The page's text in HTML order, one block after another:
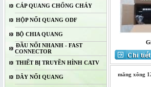
CÁP QUANG CHỐNG CHÁY
HỘP NỐI QUANG ODF
BỘ CHIA QUANG
ĐẦU NỐI NHANH - FAST
CONNECTOR
THIẾT BỊ TRUYỀN HÌNH CATV
DÂY NỐI QUANG
măng xông